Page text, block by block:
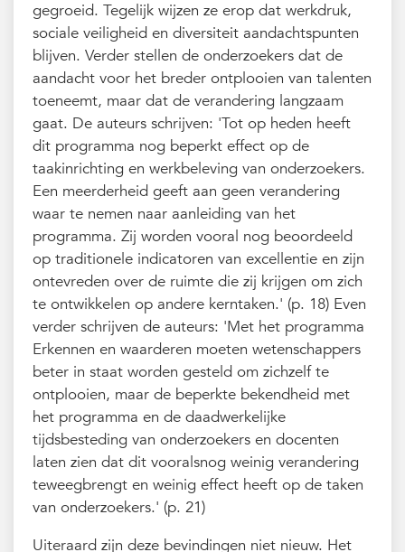
gegroeid. Tegelijk wijzen ze erop dat werkdruk,
sociale veiligheid en diversiteit aandachtspunten
blijven. Verder stellen de onderzoekers dat de
aandacht voor het breder ontplooien van talenten
toeneemt, maar dat de verandering langzaam
gaat. De auteurs schrijven: 'Tot op heden heeft
dit programma nog beperkt effect op de
taakinrichting en werkbeleving van onderzoekers.
Een meerderheid geeft aan geen verandering
waar te nemen naar aanleiding van het
programma. Zij worden vooral nog beoordeeld
op traditionele indicatoren van excellentie en zijn
ontevreden over de ruimte die zij krijgen om zich
te ontwikkelen op andere kerntaken.' (p. 18) Even
verder schrijven de auteurs: 'Met het programma
Erkennen en waarderen moeten wetenschappers
beter in staat worden gesteld om zichzelf te
ontplooien, maar de beperkte bekendheid met
het programma en de daadwerkelijke
tijdsbesteding van onderzoekers en docenten
laten zien dat dit vooralsnog weinig verandering
teweegbrengt en weinig effect heeft op de taken
van onderzoekers.' (p. 21)
Uiteraard zijn deze bevindingen niet nieuw. Het